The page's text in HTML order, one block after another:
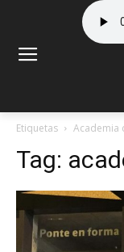
Etiquetas Academia
Tag: